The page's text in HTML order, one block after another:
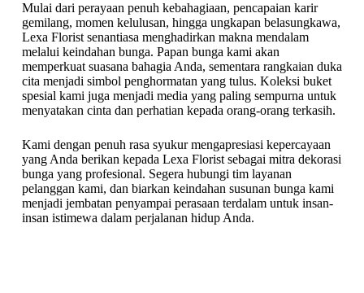
Mulai dari perayaan penuh kebahagiaan, pencapaian karir
gemilang, momen kelulusan, hingga ungkapan belasungkawa,
Lexa Florist senantiasa menghadirkan makna mendalam
melalui keindahan bunga. Papan bunga kami akan
memperkuat suasana bahagia Anda, sementara rangkaian duka
cita menjadi simbol penghormatan yang tulus. Koleksi buket
spesial kami juga menjadi media yang paling sempurna untuk
menyatakan cinta dan perhatian kepada orang-orang terkasih.
Kami dengan penuh rasa syukur mengapresiasi kepercayaan
yang Anda berikan kepada Lexa Florist sebagai mitra dekorasi
bunga yang profesional. Segera hubungi tim layanan
pelanggan kami, dan biarkan keindahan susunan bunga kami
menjadi jembatan penyampai perasaan terdalam untuk insan-
insan istimewa dalam perjalanan hidup Anda.